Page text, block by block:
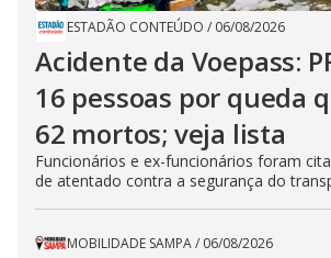
ESTADÃO CONTEÚDO / 06/08/2026
Acidente da Voepass:
16 pessoas por queda
62 mortos; veja lista
Funcionários e ex-funcionários foram
de atentado contra a segurança do
MOBILIDADE SAMPA/ 06/08/2026